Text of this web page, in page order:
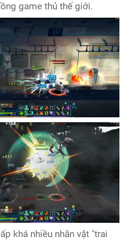
game thủ thế giới.
khá nhiều nhân vật "trai